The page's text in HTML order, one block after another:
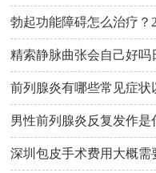
勃起功能障碍怎么治疗？
精索静脉曲张会自己好吗
前列腺炎有哪些常见症状
男性前列腺炎反复发作是
深圳包皮手术费用大概需